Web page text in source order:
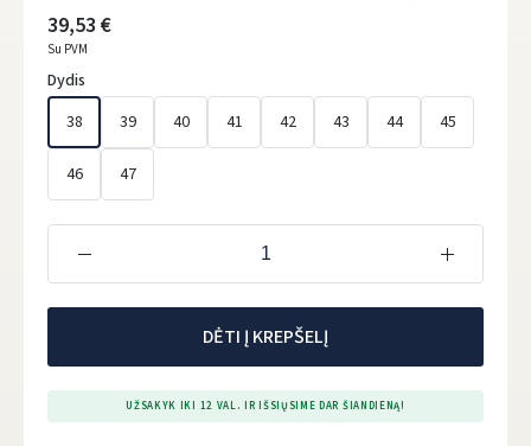
39,53 €
Su PVM
Dydis
38
39 40 41 42 43 44 45
46 47
DĖTI Į KREPŠELĮ
UŽSAKYK IKI 12 VAL. IR IŠSIŲSIME DAR ŠIANDIENĄ!